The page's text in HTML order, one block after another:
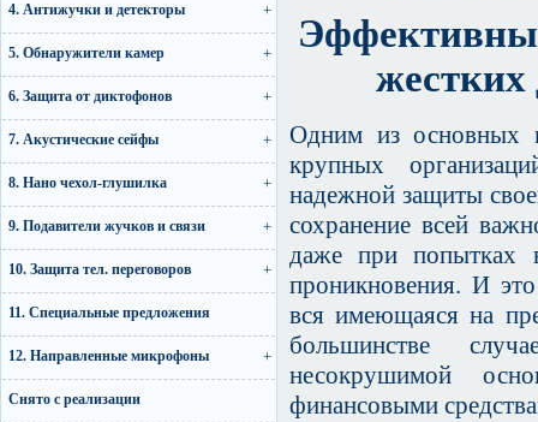
4. Антижучки и детекторы
5. Обнаружители камер
6. Защита от диктофонов
7. Акустические сейфы
8. Нано чехол-глушилка
9. Подавители жучков и связи
10. Защита тел. переговоров
11. Специальные предложения
12. Направленные микрофоны
Снято с реализации
жестких
Одним из основных
крупных
надежной защиты
сохранение всей
даже при попытках
проникновения. И
вся имеющаяся на
большинстве
несокрушимой
финансовыми